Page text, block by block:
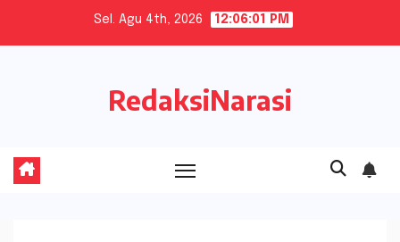
Sel. Agu 4th, 2026 12:06:01 PM
RedaksiNarasi